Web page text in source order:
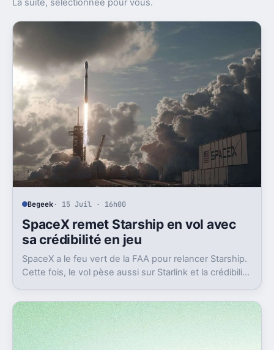
La suite, sélectionnée pour vous.
Begeek· 15 Juil · 16h00
SpaceX remet Starship en vol avec
sa crédibilité en jeu
SpaceX a le feu vert de la FAA pour relancer Starship.
Cette fois, le vol pèse aussi sur Starlink et la crédibilité